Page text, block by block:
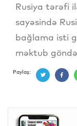
Rusiya tərəfi
sayəsində
bağlama isti
məktub
Paylaş: